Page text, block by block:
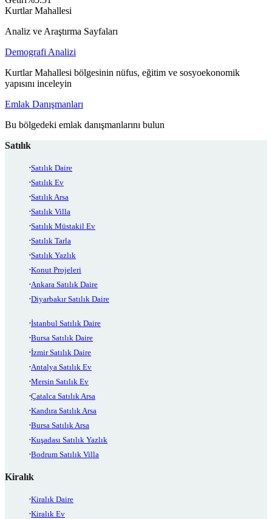
Kurtlar Mahallesi
Analiz ve Araştırma Sayfaları
Demografi Analizi
Kurtlar Mahallesi bölgesinin nüfus, eğitim ve sosyoekonomik
yapısını inceleyin
Emlak Danışmanları
Bu bölgedeki emlak danışmanlarını bulun
Satılık
Satılık Daire
Satılık Ev
Satılık Arsa
Satılık Villa
Satılık Müstakil Ev
Satılık Tarla
Satılık Yazlık
Konut Projeleri
Ankara Satılık Daire
Diyarbakır Satılık Daire
İstanbul Satılık Daire
Bursa Satılık Daire
İzmir Satılık Daire
Antalya Satılık Ev
Mersin Satılık Ev
Çatalca Satılık Arsa
Kandıra Satılık Arsa
Bursa Satılık Arsa
Kuşadası Satılık Yazlık
Bodrum Satılık Villa
Kiralık
Kiralık Daire
Kiralık Ev